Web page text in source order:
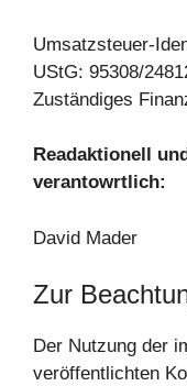
Umsatzsteuer-
UStG: 95308/
Zuständiges
Readaktionell
verantowrtlich:
David Mader
Zur
Der Nutzung der
veröffentlichten